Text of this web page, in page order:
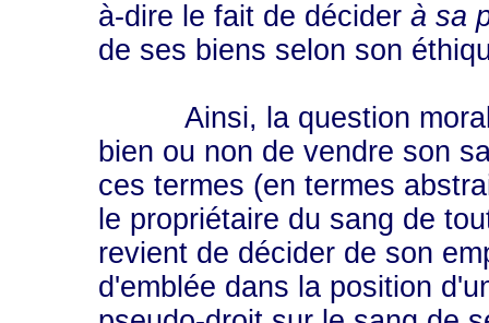
à-dire le fait de décider à sa
de ses biens selon son
Ainsi, la question morale
bien ou non de vendre son
ces termes (en termes
le propriétaire du sang de
revient de décider de son
d'emblée dans la position